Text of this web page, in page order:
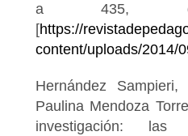
a 435,
[https://
content/uploads/2014/
Hernández
Paulina Mendoza
investigación: las